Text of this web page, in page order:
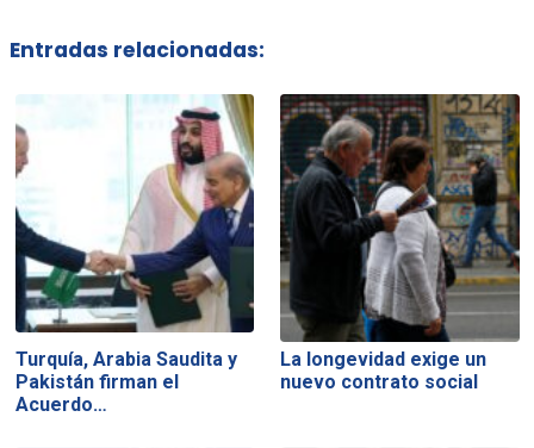
Entradas relacionadas:
Turquía, Arabia Saudita y
Pakistán firman el
Acuerdo…
La longevidad exige un
nuevo contrato social